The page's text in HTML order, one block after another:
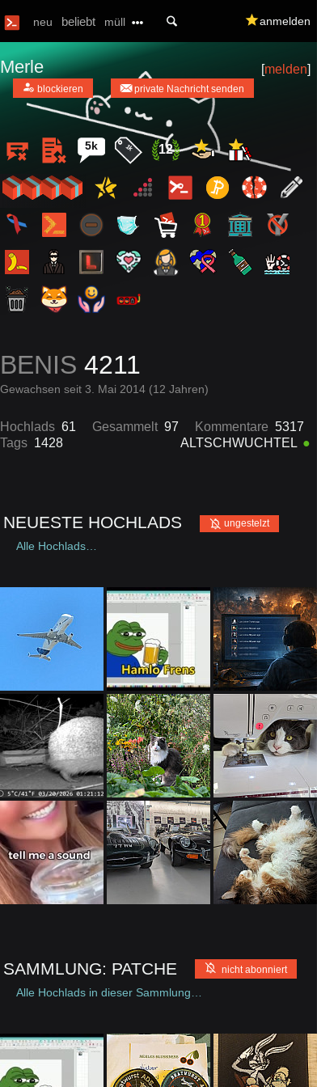
Uanmelden
neu beliebt müll q
Merle [melden]
a blockieren mprivate Nachricht senden
5k 1k 12
BENIS 4211
Gewachsen seit 3. Mai 2014 (12 Jahren)
Hochlads 61 Gesammelt 97 Kommentare 5317
Tags 1428 ALTSCHWUCHTEL
NEUESTE HOCHLADS A ungestelzt
Alle Hochlads…
SAMMLUNG: PATCHE A nicht abonniert
Alle Hochlads in dieser Sammlung…